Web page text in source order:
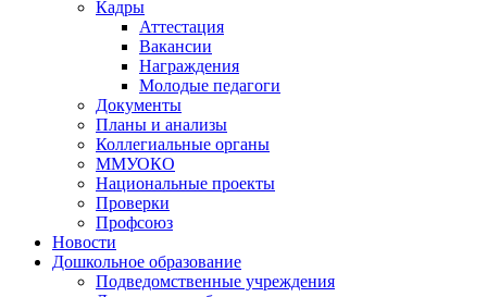
Кадры
Аттестация
Вакансии
Награждения
Молодые педагоги
Документы
Планы и анализы
Коллегиальные органы
ММУОКО
Национальные проекты
Проверки
Профсоюз
Новости
Дошкольное образование
Подведомственные учреждения